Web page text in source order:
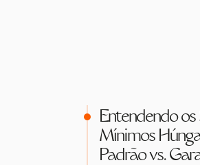
Entendendo os
Mínimos
Padrão vs.